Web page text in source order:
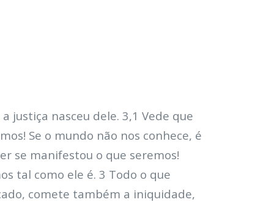
justiça nasceu dele. 3,1 Vede que
Se o mundo não nos conhece, é
se manifestou o que seremos!
tal como ele é. 3 Todo o que
comete também a iniquidade,